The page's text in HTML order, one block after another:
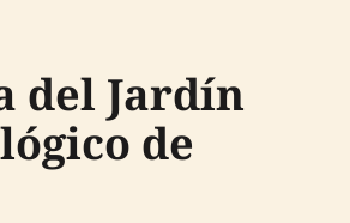
del Jardín
de